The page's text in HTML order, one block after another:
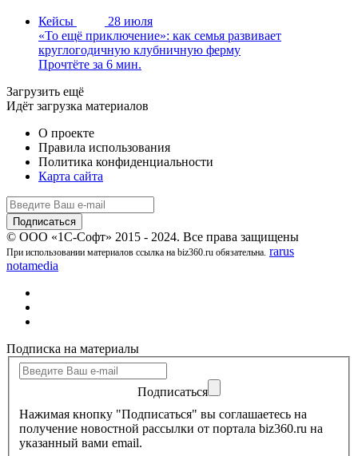
Кейсы
28 июля
«То ещё приключение»: как семья развивает
круглогодичную клубничную ферму
Прочтёте за 6 мин.
Загрузить ещё
Идёт загрузка материалов
О проекте
Правила использования
Политика конфиденциальности
Карта сайта
© ООО «1С-Софт» 2015 - 2024. Все права защищены
При использовании материалов ссылка на biz360.ru обязательна. rarus
notamedia
Подписка на материалы
Подписаться
Нажимая кнопку "Подписаться" вы соглашаетесь на
получение новостной рассылки от портала biz360.ru на
указанный вами email.